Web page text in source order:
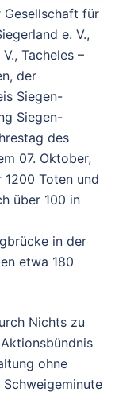
Gesellschaft für
e. V.,
Tacheles –
der
Siegen-
Siegen-
des
07. Oktober,
Toten und
über 100 in
in der
etwa 180
Nichts zu
ohne
Schweigeminute